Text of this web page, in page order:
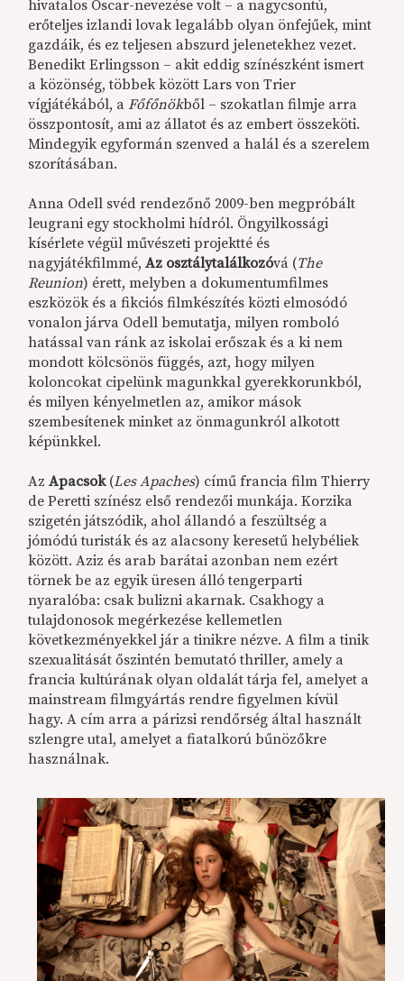
hivatalos Oscar-nevezése volt – a nagycsontú,
erőteljes izlandi lovak legalább olyan önfejűek, mint
gazdáik, és ez teljesen abszurd jelenetekhez vezet.
Benedikt Erlingsson – akit eddig színészként ismert
a közönség, többek között Lars von Trier
vígjátékából, aFőfőnökből – szokatlan filmje arra
összpontosít, ami az állatot és az embert összeköti.
Mindegyik egyformán szenved a halál és a szerelem
szorításában.
Anna Odell svéd rendezőnő 2009-ben megpróbált
leugrani egy stockholmi hídról. Öngyilkossági
kísérlete végül művészeti projektté és
nagyjátékfilmmé,Az osztálytalálkozóvá (The
Reunion) érett, melyben a dokumentumfilmes
eszközök és a fikciós filmkészítés közti elmosódó
vonalon járva Odell bemutatja, milyen romboló
hatással van ránk az iskolai erőszak és a ki nem
mondott kölcsönös függés, azt, hogy milyen
koloncokat cipelünk magunkkal gyerekkorunkból,
és milyen kényelmetlen az, amikor mások
szembesítenek minket az önmagunkról alkotott
képünkkel.
AzApacsok(Les Apaches) című francia film Thierry
de Peretti színész első rendezői munkája. Korzika
szigetén játszódik, ahol állandó a feszültség a
jómódú turisták és az alacsony keresetű helybéliek
között. Aziz és arab barátai azonban nem ezért
törnek be az egyik üresen álló tengerparti
nyaralóba: csak bulizni akarnak. Csakhogy a
tulajdonosok megérkezése kellemetlen
következményekkel jár a tinikre nézve. A film a tinik
szexualitását őszintén bemutató thriller, amely a
francia kultúrának olyan oldalát tárja fel, amelyet a
mainstream filmgyártás rendre figyelmen kívül
hagy. A cím arra a párizsi rendőrség által használt
szlengre utal, amelyet a fiatalkorú bűnözőkre
használnak.